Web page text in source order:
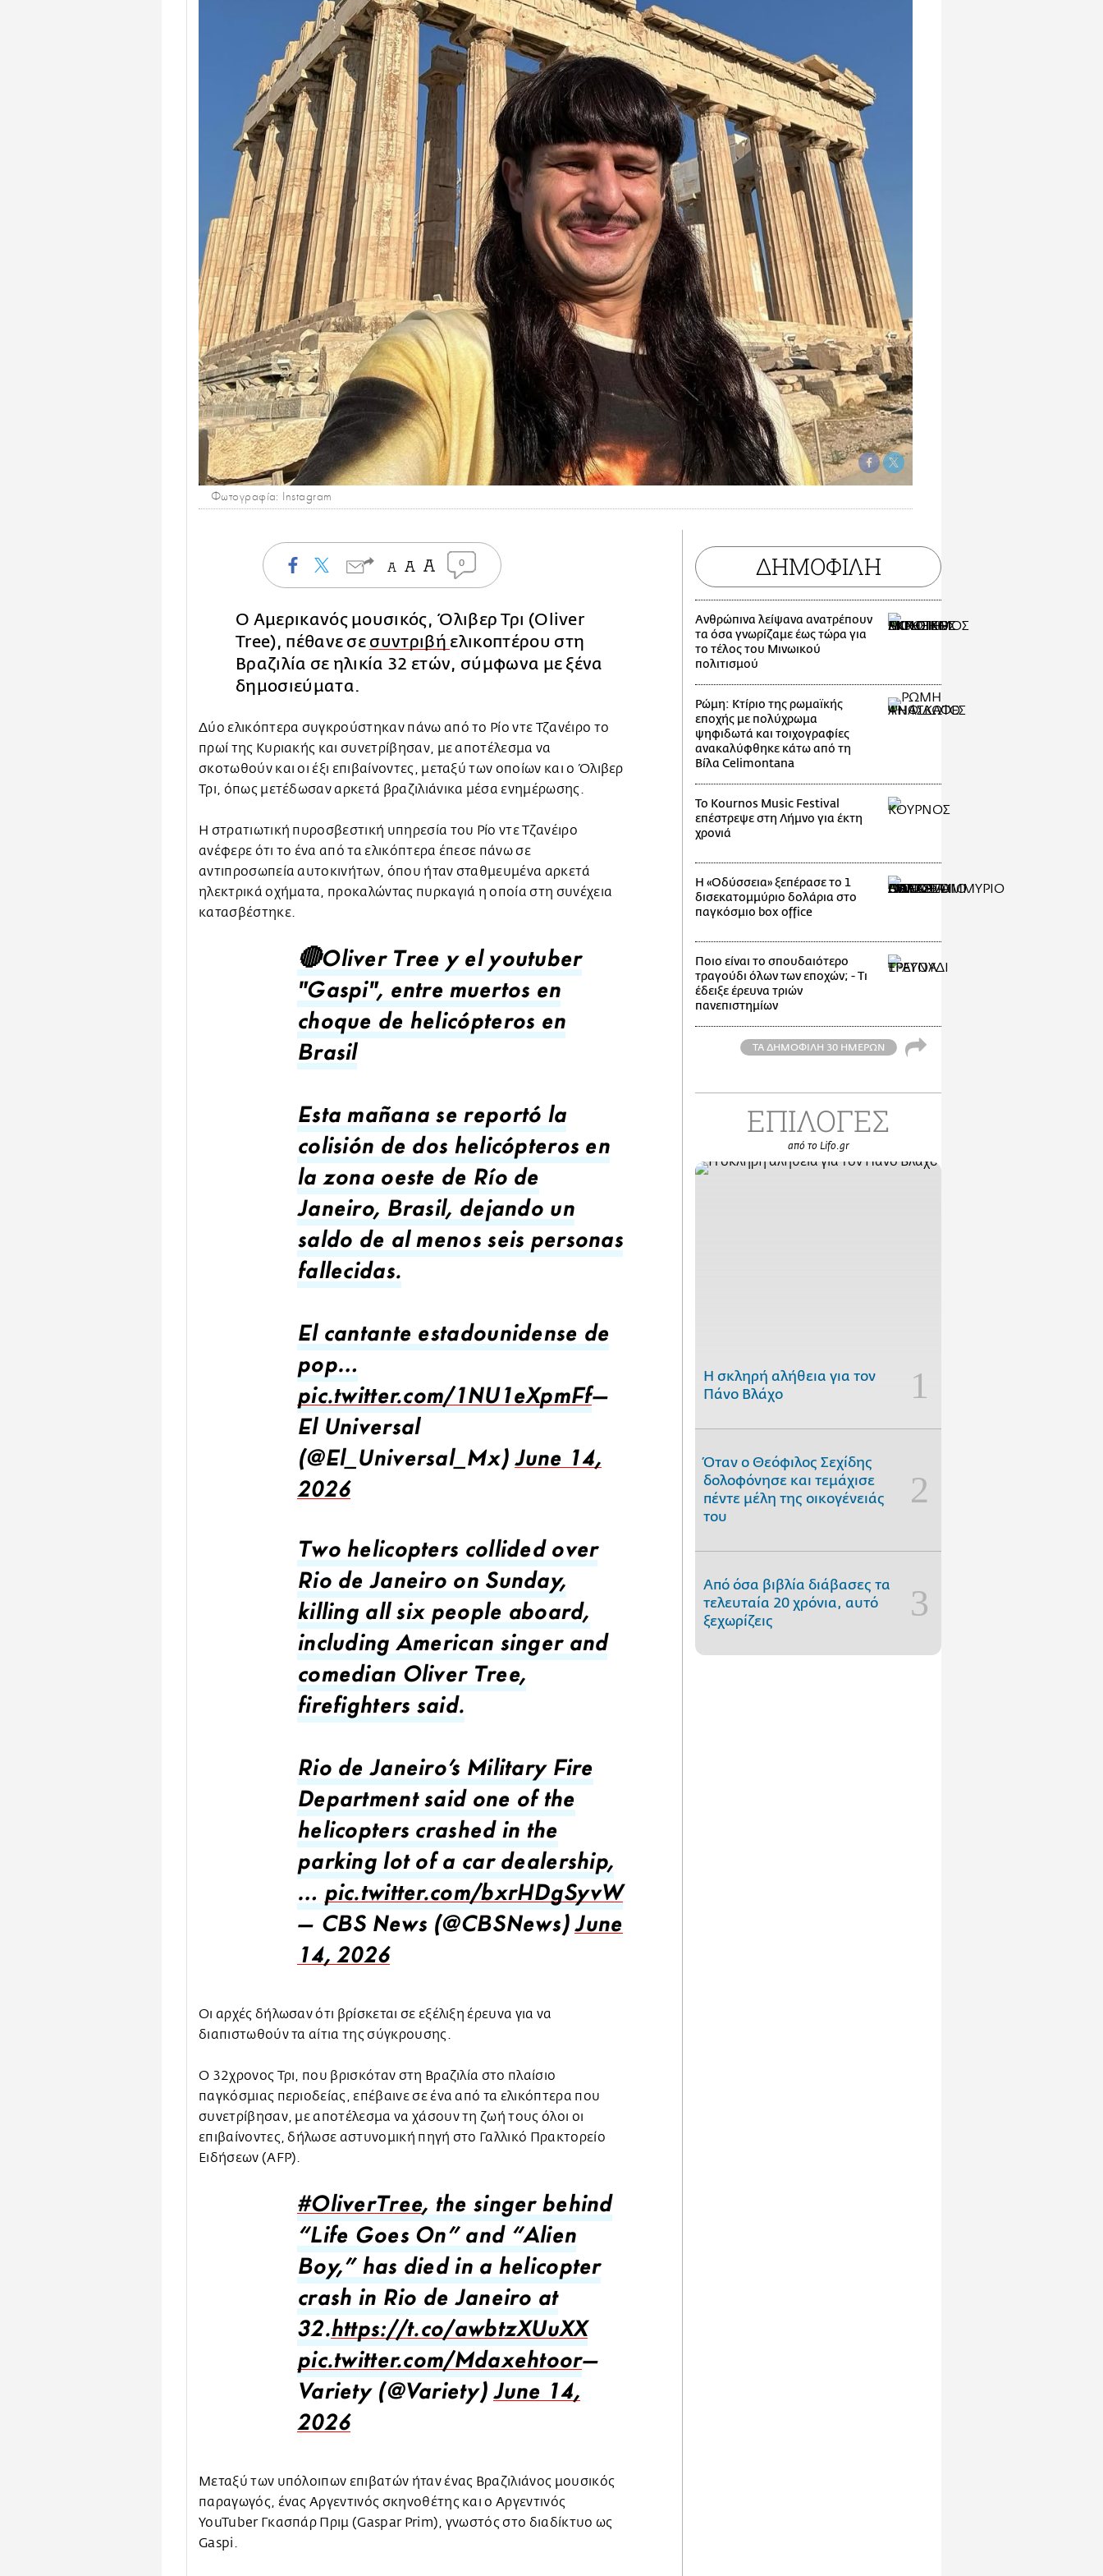
Φωτογραφία: Instagram
0
Ο Αμερικανός μουσικός, Όλιβερ Τρι (Oliver
Tree), πέθανε σε συντριβή ελικοπτέρου στη
Βραζιλία σε ηλικία 32 ετών, σύμφωνα με ξένα
δημοσιεύματα.
Δύο ελικόπτερα συγκρούστηκαν πάνω από το Ρίο ντε Τζανέιρο το
πρωί της Κυριακής και συνετρίβησαν, με αποτέλεσμα να
σκοτωθούν και οι έξι επιβαίνοντες, μεταξύ των οποίων και ο Όλιβερ
Τρι, όπως μετέδωσαν αρκετά βραζιλιάνικα μέσα ενημέρωσης.
Η στρατιωτική πυροσβεστική υπηρεσία του Ρίο ντε Τζανέιρο
ανέφερε ότι το ένα από τα ελικόπτερα έπεσε πάνω σε
αντιπροσωπεία αυτοκινήτων, όπου ήταν σταθμευμένα αρκετά
ηλεκτρικά οχήματα, προκαλώντας πυρκαγιά η οποία στη συνέχεια
κατασβέστηκε.
🔴Oliver Tree y el youtuber
"Gaspi", entre muertos en
choque de helicópteros en
Brasil
Esta mañana se reportó la
colisión de dos helicópteros en
la zona oeste de Río de
Janeiro, Brasil, dejando un
saldo de al menos seis personas
fallecidas.
El cantante estadounidense de
pop…
pic.twitter.com/1NU1eXpmFf —
El Universal
(@El_Universal_Mx) June 14,
2026
Two helicopters collided over
Rio de Janeiro on Sunday,
killing all six people aboard,
including American singer and
comedian Oliver Tree,
firefighters said.
Rio de Janeiro's Military Fire
Department said one of the
helicopters crashed in the
parking lot of a car dealership,
… pic.twitter.com/bxrHDgSyvW
— CBS News (@CBSNews)June
14, 2026
Οι αρχές δήλωσαν ότι βρίσκεται σε εξέλιξη έρευνα για να
διαπιστωθούν τα αίτια της σύγκρουσης.
Ο 32χρονος Τρι, που βρισκόταν στη Βραζιλία στο πλαίσιο
παγκόσμιας περιοδείας, επέβαινε σε ένα από τα ελικόπτερα που
συνετρίβησαν, με αποτέλεσμα να χάσουν τη ζωή τους όλοι οι
επιβαίνοντες, δήλωσε αστυνομική πηγή στο Γαλλικό Πρακτορείο
Ειδήσεων (AFP).
#OliverTree, the singer behind
“Life Goes On” and “Alien
Boy,” has died in a helicopter
crash in Rio de Janeiro at
32.https://t.co/awbtzXUuXX
pic.twitter.com/Mdaxehtoor—
Variety (@Variety) June 14,
2026
Μεταξύ των υπόλοιπων επιβατών ήταν ένας Βραζιλιάνος μουσικός
παραγωγός, ένας Αργεντινός σκηνοθέτης και ο Αργεντινός
YouTuber Γκασπάρ Πριμ (Gaspar Prim), γνωστός στο διαδίκτυο ως
Gaspi.
ΔΗΜΟΦΙΛΗ
Ανθρώπινα λείψανα ανατρέπουν
τα όσα γνωρίζαμε έως τώρα για
το τέλος του Μινωικού
πολιτισμού
Ρώμη: Κτίριο της ρωμαϊκής
εποχής με πολύχρωμα
ψηφιδωτά και τοιχογραφίες
ανακαλύφθηκε κάτω από τη
Βίλα Celimontana
Το Kournos Music Festival
επέστρεψε στη Λήμνο για έκτη
χρονιά
Η «Οδύσσεια» ξεπέρασε το 1
δισεκατομμύριο δολάρια στο
παγκόσμιο box office
Ποιο είναι το σπουδαιότερο
τραγούδι όλων των εποχών; - Τι
έδειξε έρευνα τριών
πανεπιστημίων
ΤΑ ΔΗΜΟΦΙΛΗ 30 ΗΜΕΡΩΝ
ΕΠΙΛΟΓΕΣ
από το Lifo.gr
H σκληρή αλήθεια για τον
Πάνο Βλάχο
Όταν ο Θεόφιλος Σεχίδης
δολοφόνησε και τεμάχισε
πέντε μέλη της οικογένειάς
του
Από όσα βιβλία διάβασες τα
τελευταία 20 χρόνια, αυτό
ξεχωρίζεις